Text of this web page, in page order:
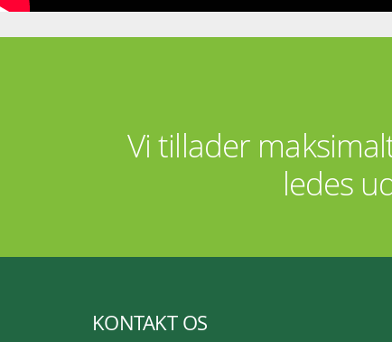
Vi tillader
ledes
KONTAKT OS